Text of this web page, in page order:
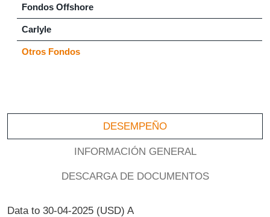
DESEMPEÑO
INFORMACIÓN GENERAL
DESCARGA DE DOCUMENTOS
Data to 30-04-2025 (USD) A
Fondos Offshore
Carlyle
Otros Fondos